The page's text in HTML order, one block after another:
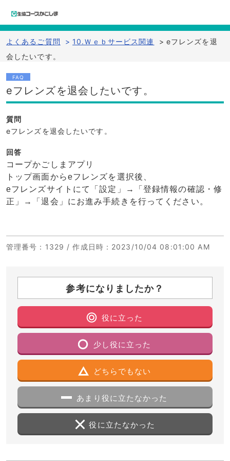
よくあるご質問 > 10.Ｗｅｂサービス関連 > eフレンズを退
会したいです。
FAQ
eフレンズを退会したいです。
質問
eフレンズを退会したいです。
回答
コープかごしまアプリ
トップ画面からeフレンズを選択後、
eフレンズサイトにて「設定」→「登録情報の確認・修
正」→「退会」にお進み手続きを行ってください。
管理番号 ：1329 /作成日時 ：2023/10/04 08:01:00 AM
参考になりましたか？
役に立った
少し役に立った
どちらでもない
あまり役に立たなかった
役に立たなかった